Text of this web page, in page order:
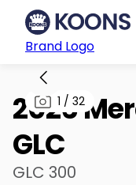
Brand Logo
1 / 32
2026
GLC
GLC 300